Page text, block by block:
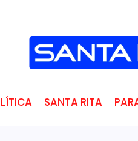
SANTA RITA